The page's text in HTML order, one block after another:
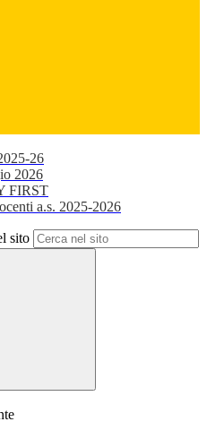
26
2026
FIRST
a.s. 2025-2026
sito